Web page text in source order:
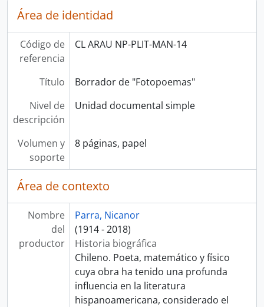
Área de identidad
Código de
referencia
CL ARAU NP-PLIT-MAN-14
Título
Borrador de "Fotopoemas"
Nivel de
descripción
Unidad documental simple
Volumen y
soporte
8 páginas, papel
Área de contexto
Nombre
del
productor
Parra, Nicanor
(1914 - 2018)
Historia biográfica
Chileno. Poeta, matemático y físico
cuya obra ha tenido una profunda
influencia en la literatura
hispanoamericana, considerado el